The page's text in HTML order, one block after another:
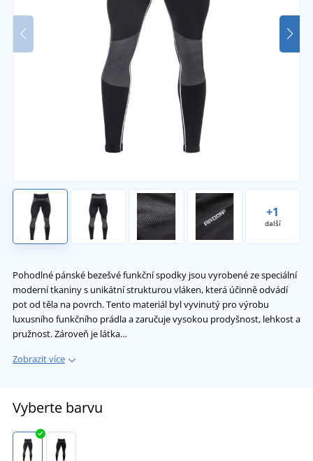
+1
další
Pohodlné pánské bezešvé funkční spodky jsou vyrobené ze speciální
moderní tkaniny s unikátní strukturou vláken, která účinně odvádí
pot od těla na povrch. Tento materiál byl vyvinutý pro výrobu
luxusního funkčního prádla a zaručuje vysokou prodyšnost, lehkost a
pružnost. Zároveň je látka…
Zobrazit více
Vyberte barvu